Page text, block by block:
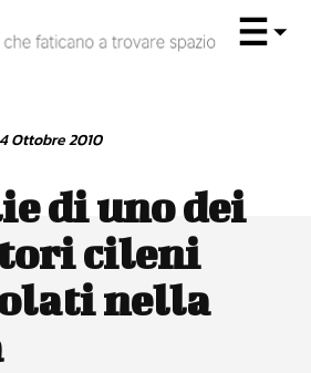
4 Ottobre 2010
di uno dei
cileni
nella